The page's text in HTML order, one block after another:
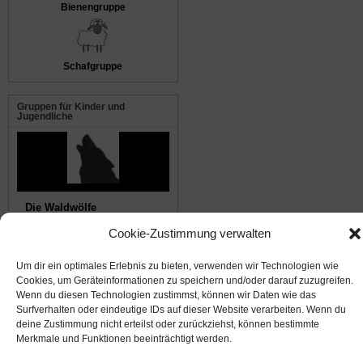
Cookie-Zustimmung verwalten
Um dir ein optimales Erlebnis zu bieten, verwenden wir Technologien wie
Cookies, um Geräteinformationen zu speichern und/oder darauf zuzugreifen.
Wenn du diesen Technologien zustimmst, können wir Daten wie das
Surfverhalten oder eindeutige IDs auf dieser Website verarbeiten. Wenn du
deine Zustimmung nicht erteilst oder zurückziehst, können bestimmte
Merkmale und Funktionen beeinträchtigt werden.
Bienengruppe
Schafgruppe
Gruppen für Kinder und
Jugendliche
Die Waldwölfe
Suffusion theme by Sayontan Sinha